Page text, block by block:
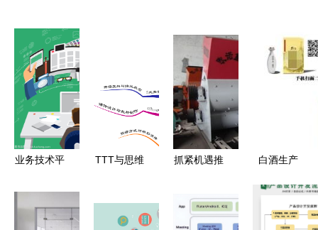
业务技术平
TTT与思维
王清莹老师
《结构化课
抓紧机遇推
碎机实现全
行业升级
白酒生产
溯源系统软
件开发设计